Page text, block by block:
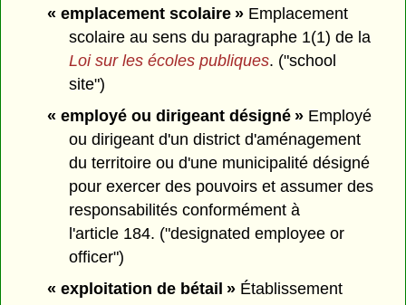
« emplacement scolaire »Emplacement
scolaire au sens du paragraphe 1(1) de la
Loi sur les écoles publiques. ("school
site")
« employé ou dirigeant désigné »Employé
ou dirigeant d'un district d'aménagement
du territoire ou d'une municipalité désigné
pour exercer des pouvoirs et assumer des
responsabilités conformément à
l'article 184. ("designated employee or
officer")
« exploitation de bétail »Établissement